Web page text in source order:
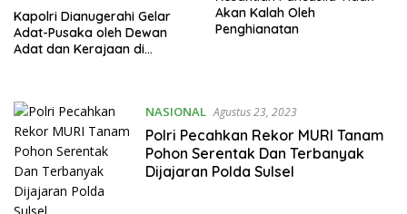
Kapolri Dianugerahi Gelar
Adat-Pusaka oleh Dewan
Adat dan Kerajaan di
Akan Kalah Oleh
Penghianatan
NASIONAL Agustus 23, 2023
Polri Pecahkan Rekor MURI Tanam
Pohon Serentak Dan Terbanyak
Dijajaran Polda Sulsel